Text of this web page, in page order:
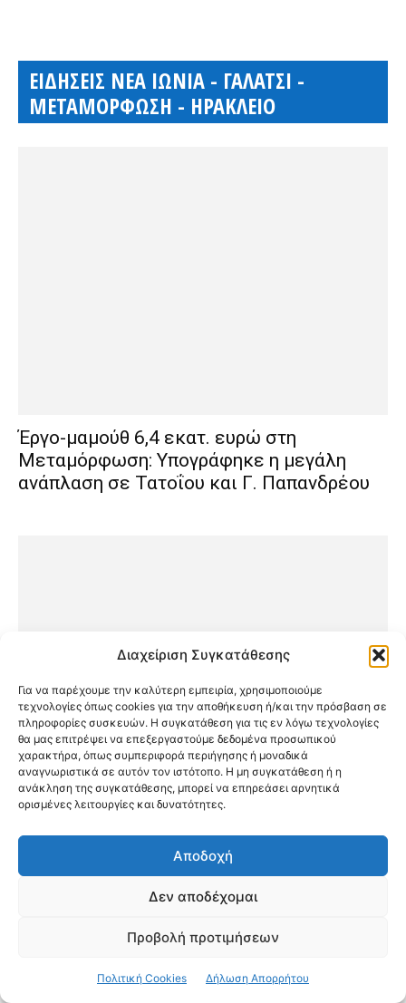
Διαχείριση Συγκατάθεσης
Για να παρέχουμε την καλύτερη εμπειρία, χρησιμοποιούμε
τεχνολογίες όπως cookies για την αποθήκευση ή/και την πρόσβαση σε
πληροφορίες συσκευών. Η συγκατάθεση για τις εν λόγω τεχνολογίες
θα μας επιτρέψει να επεξεργαστούμε δεδομένα προσωπικού
χαρακτήρα, όπως συμπεριφορά περιήγησης ή μοναδικά
αναγνωριστικά σε αυτόν τον ιστότοπο. Η μη συγκατάθεση ή η
ανάκληση της συγκατάθεσης, μπορεί να επηρεάσει αρνητικά
ορισμένες λειτουργίες και δυνατότητες.
Αποδοχή
Δεν αποδέχομαι
Προβολή προτιμήσεων
Πολιτική Cookies Δήλωση Απορρήτου
ΕΙΔΗΣΕΙΣ ΝΕΑ ΙΩΝΙΑ - ΓΑΛΑΤΣΙ -
ΜΕΤΑΜΟΡΦΩΣΗ - ΗΡΑΚΛΕΙΟ
Έργο-μαμούθ 6,4 εκατ. ευρώ στη
Μεταμόρφωση: Υπογράφηκε η μεγάλη
ανάπλαση σε Τατοΐου και Γ. Παπανδρέου
έπιπλα σε εξαιρετικές τιμές & μοντέρνο
στυλ!